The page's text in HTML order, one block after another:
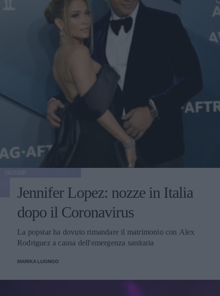
Jennifer Lopez: nozze in Italia
dopo il Coronavirus
La popstar ha dovuto rimandare il matrimonio con Alex
Rodriguez a causa dell'emergenza sanitaria
MARIKA LUONGO